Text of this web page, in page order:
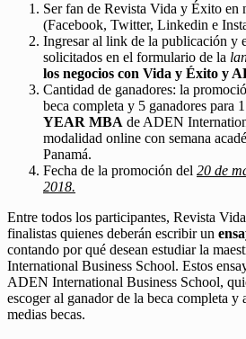
Ser fan de Revista Vida y Éxito en
(Facebook, Twitter, Linkedin e
Ingresar al link de la publicación y
solicitados en el formulario de la
los negocios con Vida y Éxito y
Cantidad de ganadores: la
beca completa y 5 ganadores para
YEAR MBA de ADEN
modalidad online con semana
Panamá.
Fecha de la promoción del 20 de
2018.
Entre todos los participantes, Revista
finalistas quienes deberán escribir un
contando por qué desean estudiar la
International Business School. Estos
ADEN International Business School,
escoger al ganador de la beca completa y
medias becas.